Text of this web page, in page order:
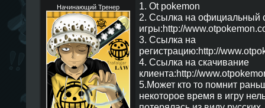
Начинающий Тренер
1. Ot pokemon
2. Ссылка на официальный
игры:http://
3. Ссылка на
регистрацию:http://
4. Ccылка на скачивание
клиента:http://
5.Может кто то помнит
некоторое время в игру